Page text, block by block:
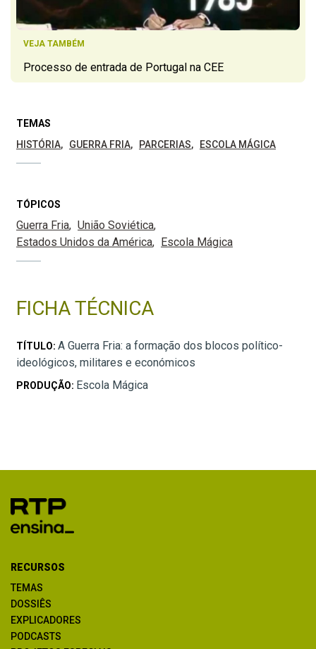
VEJA TAMBÉM
Processo de entrada de Portugal na CEE
TEMAS
HISTÓRIA
GUERRA FRIA PARCERIAS ESCOLA MÁGICA
TÓPICOS
Guerra Fria
União Soviética
Estados Unidos da América
Escola Mágica
FICHA TÉCNICA
TÍTULO: A Guerra Fria: a formação dos blocos político-
ideológicos, militares e económicos
PRODUÇÃO: Escola Mágica
RECURSOS
TEMAS
DOSSIÊS
EXPLICADORES
PODCASTS